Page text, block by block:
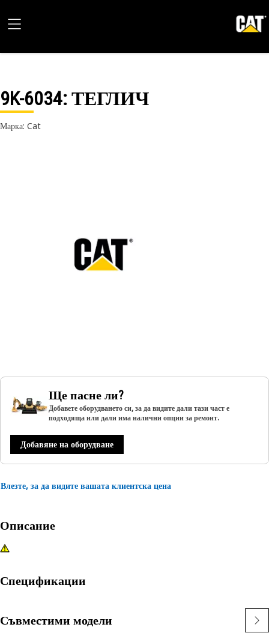
9K-6034: ТЕГЛИЧ
Марка: Cat
Ще пасне ли?
Добавете оборудването си, за да видите дали тази част е
подходяща или дали има налични опции за ремонт.
Добавяне на оборудване
Влезте, за да видите вашата клиентска цена
Описание
Спецификации
Съвместими модели